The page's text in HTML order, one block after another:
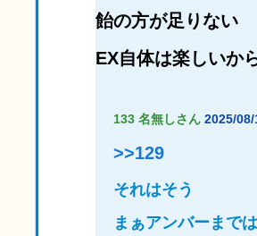
飴の方が足りない
EX自体は楽しいか
133 名無しさん 2025/08/
>>129
それはそう
まぁアンバーまで